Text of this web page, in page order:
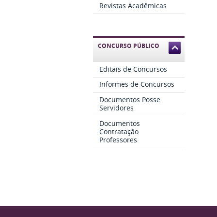
Revistas Acadêmicas
CONCURSO PÚBLICO
Editais de Concursos
Informes de Concursos
Documentos Posse
Servidores
Documentos
Contratação
Professores